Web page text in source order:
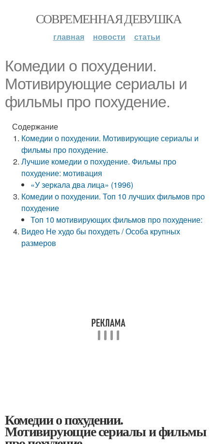
СОВРЕМЕННАЯ ДЕВУШКА
главная новости статьи
Комедии о похудении.
Мотивирующие сериалы и
фильмы про похудение.
Содержание
Комедии о похудении. Мотивирующие сериалы и
фильмы про похудение.
Лучшие комедии о похудение. Фильмы про
похудение: мотивация
«У зеркала два лица» (1996)
Комедии о похудении. Топ 10 лучших фильмов про
похудение
Топ 10 мотивирующих фильмов про похудение:
Видео Не худо бы похудеть / Особа крупных
размеров
Комедии о похудении.
Мотивирующие сериалы и фильмы